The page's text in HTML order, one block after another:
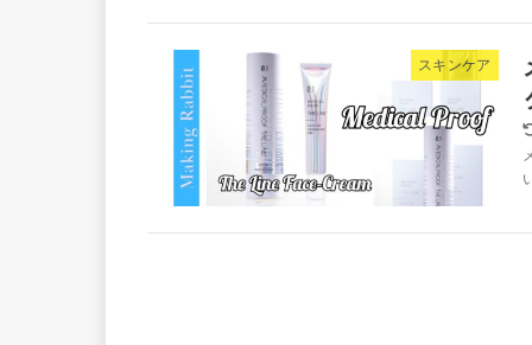
スキンケア